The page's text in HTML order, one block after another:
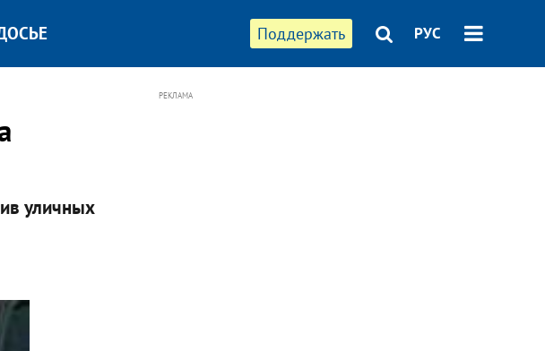
Поддержать РУС
уличных
РЕКЛАМА